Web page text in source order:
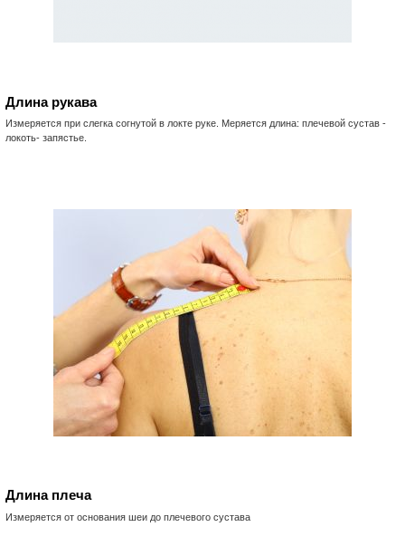
Длина рукава
Измеряется при слегка согнутой в локте руке. Меряется длина: плечевой сустав -
локоть- запястье.
Длина плеча
Измеряется от основания шеи до плечевого сустава